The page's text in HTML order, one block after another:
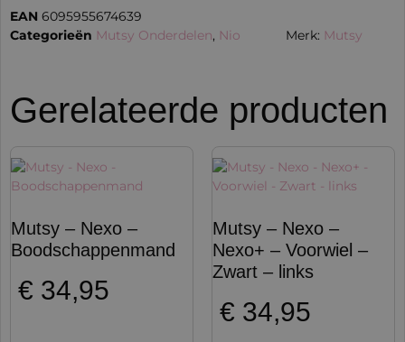
EAN 6095955674639
Categorieën Mutsy Onderdelen, Nio Merk: Mutsy
Gerelateerde producten
Mutsy – Nexo –
Boodschappenmand
€ 34,95
Mutsy – Nexo –
Nexo+ – Voorwiel –
Zwart – links
€ 34,95